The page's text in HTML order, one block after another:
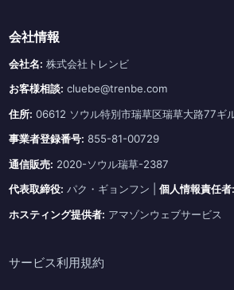
会社情報
会社名: 株式会社トレンビ
お客様相談: cluebe@trenbe.com
住所: 06612 ソウル特別市瑞草区瑞草大路77ギ
事業者登録番号: 855-81-00729
通信販売: 2020-ソウル瑞草-2387
代表取締役: パク・ギョンフン | 個人情報責任者:
ホスティング提供者: アマゾンウェブサービス
サービス利用規約